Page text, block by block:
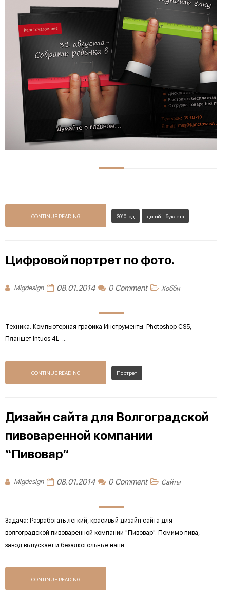
...
CONTINUE READING 2010год дизайн буклета
Цифровой портрет по фото.
Migdesign 08.01.2014 0 Comment Хобби
Техника: Компьютерная графика Инструменты: Photoshop CS5,
Планшет Intuos 4L ...
CONTINUE READING Портрет
Дизайн сайта для Волгоградской
пивоваренной компании
“Пивовар”
Migdesign 08.01.2014 0 Comment Сайты
Задача: Разработать легкий, красивый дизайн сайта для
волгоградской пивоваренной компании "Пивовар". Помимо пива,
завод выпускает и безалкогольные напи...
CONTINUE READING